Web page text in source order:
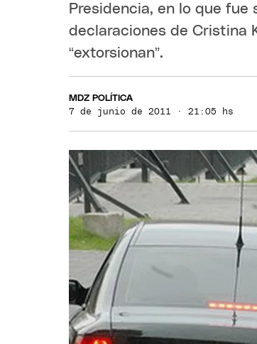
Presidencia, en lo que fue
declaraciones de Cristina
“extorsionan”.
MDZ POLÍTICA
7 de junio de 2011 · 21:05 hs